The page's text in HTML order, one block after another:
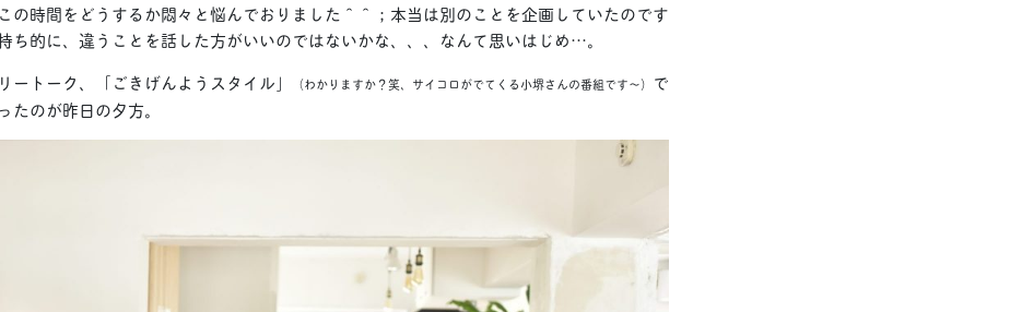
の時間をどうするか悶々と悩んでおりました＾＾；本当は別のことを企画していたのです
ち的に、違うことを話した方がいいのではないかな、、、なんて思いはじめ…。
ートーク、「ごきげんようスタイル」
（わかりますか？笑、サイコロがでてくる小堺さんの番組です〜） で
たのが昨日の夕方。